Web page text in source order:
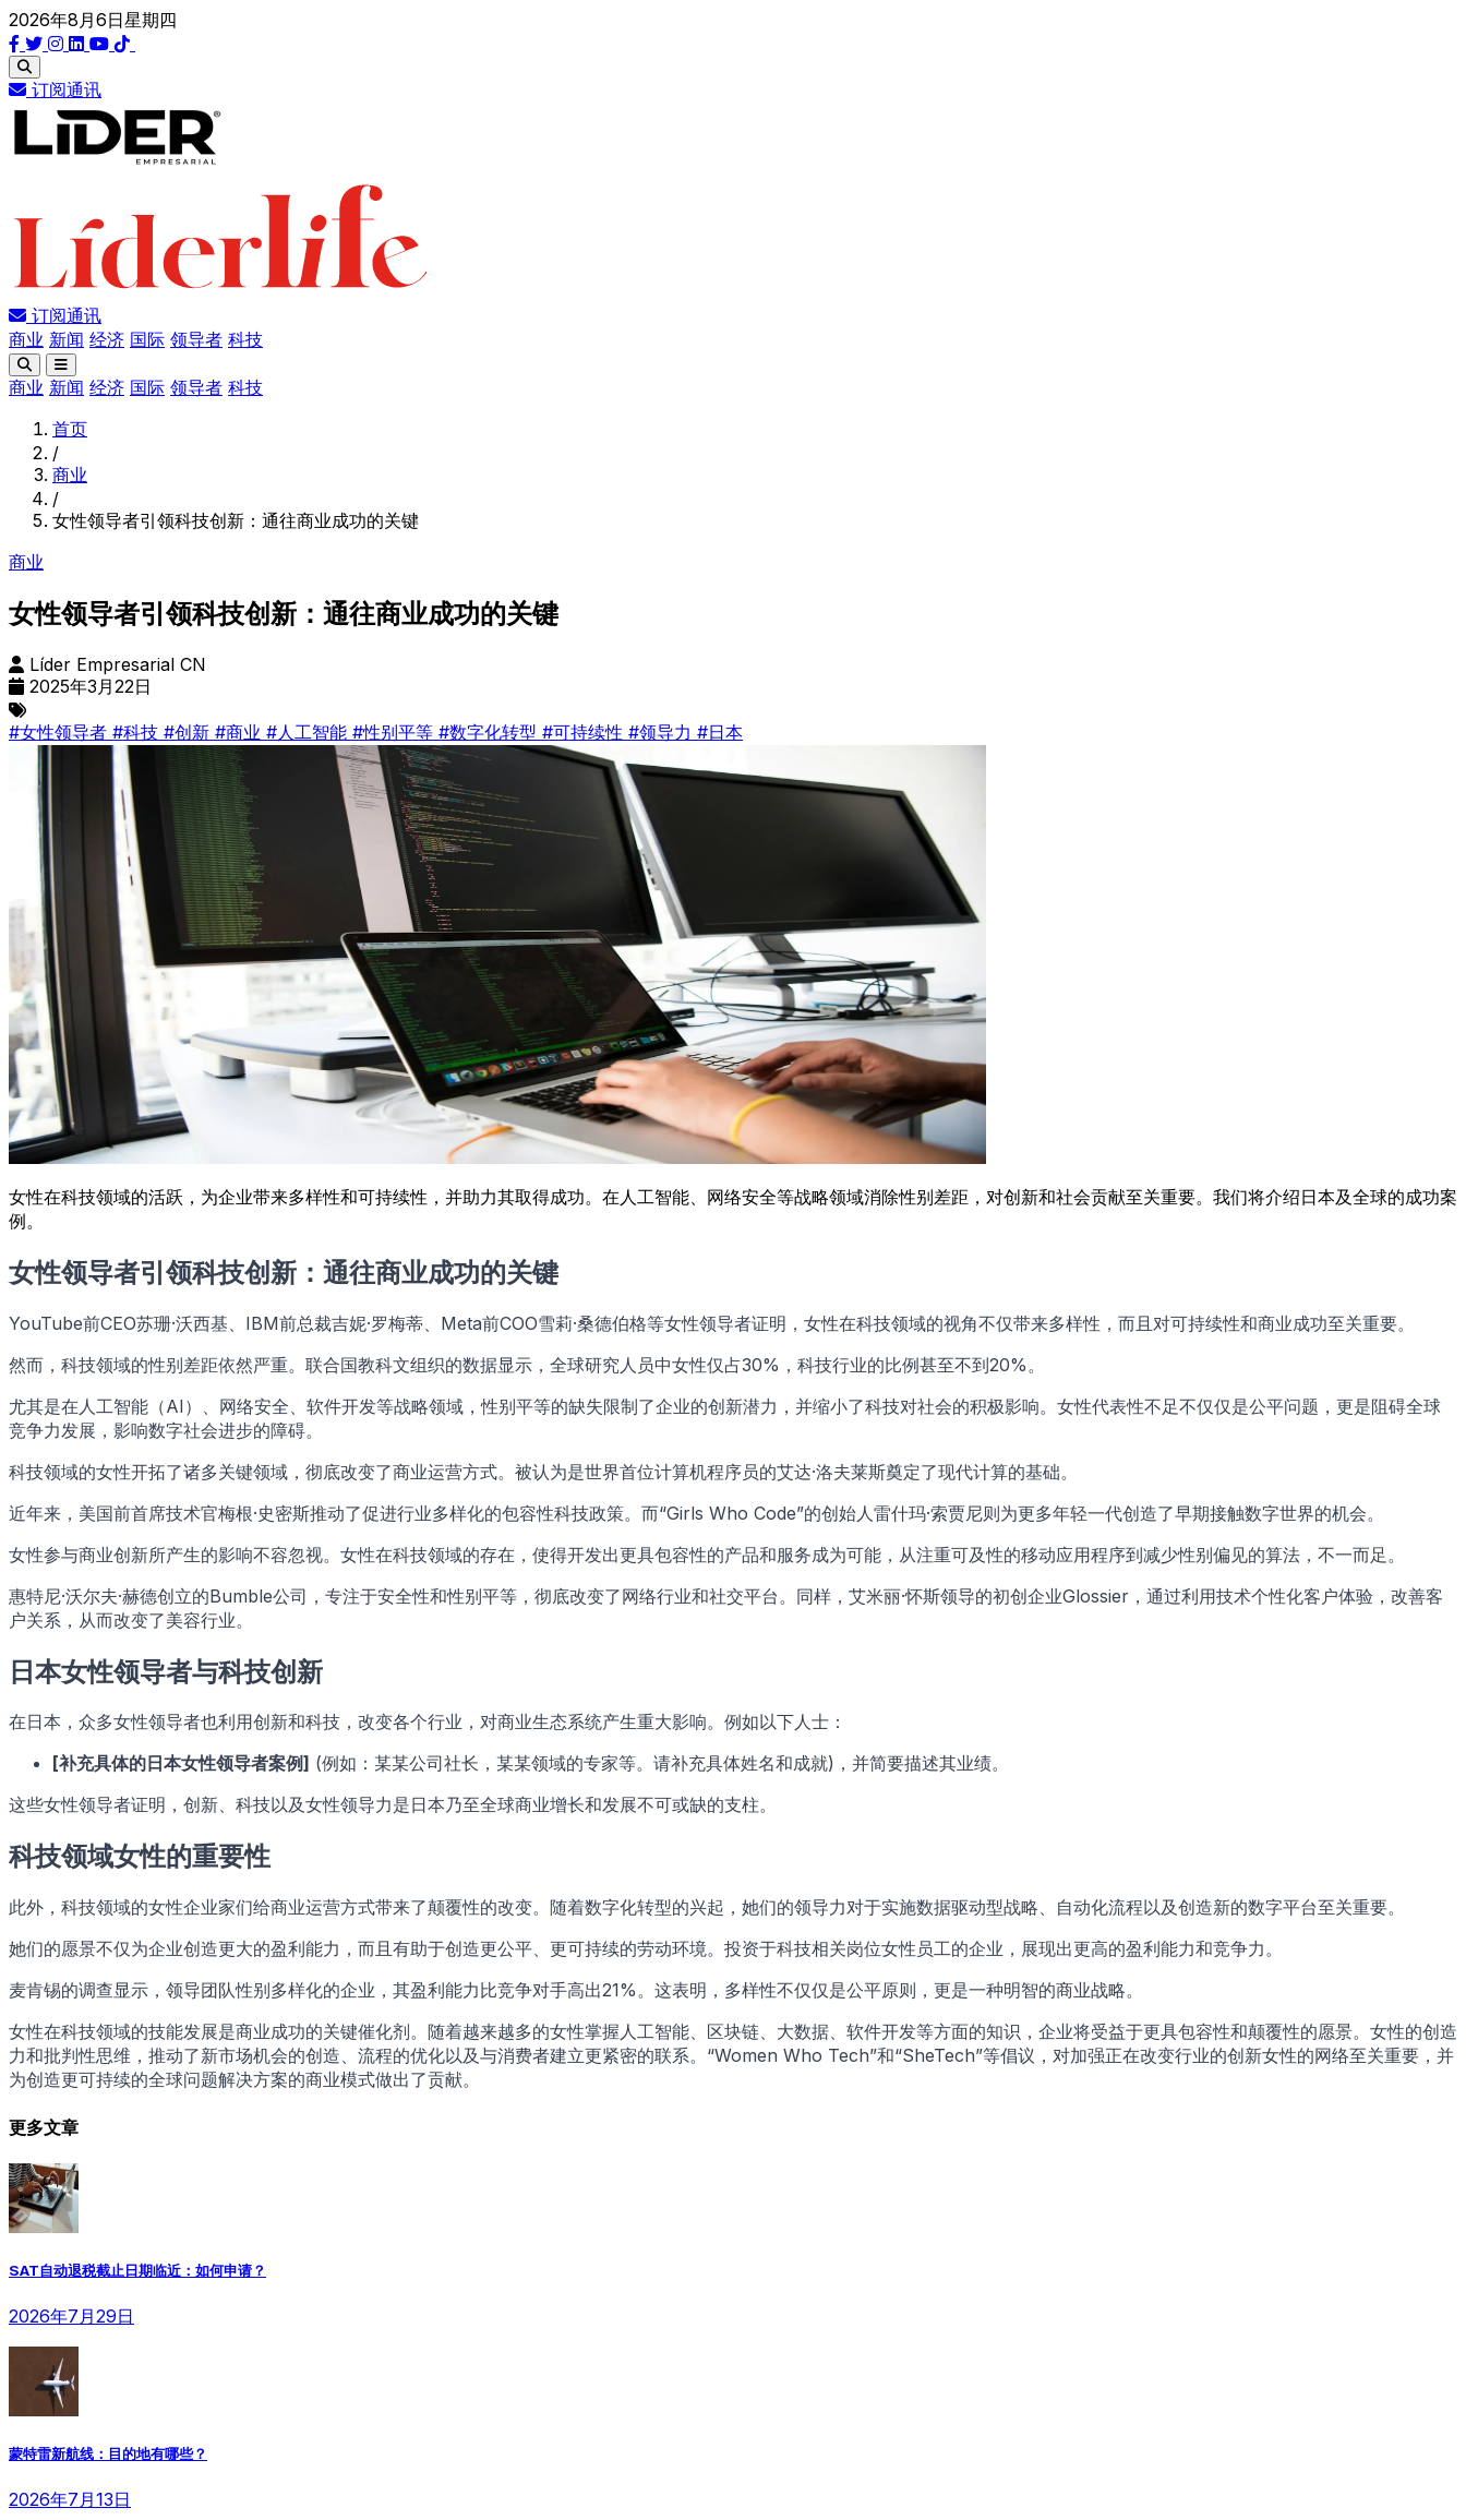
2026年8月6日星期四
订阅通讯
订阅通讯
商业 新闻 经济 国际 领导者 科技
商业 新闻 经济 国际 领导者 科技
首页
/
商业
/
女性领导者引领科技创新：通往商业成功的关键
商业
女性领导者引领科技创新：通往商业成功的关键
Líder Empresarial CN
2025年3月22日
#女性领导者 #科技 #创新 #商业 #人工智能 #性别平等 #数字化转型 #可持续性 #领导力 #日本
女性在科技领域的活跃，为企业带来多样性和可持续性，并助力其取得成功。在人工智能、网络安全等战略领域消除性别差距，对创新和社会贡献至关重要。我们将介绍日本及全球的成功案
例。
女性领导者引领科技创新：通往商业成功的关键
YouTube前CEO苏珊·沃西基、IBM前总裁吉妮·罗梅蒂、Meta前COO雪莉·桑德伯格等女性领导者证明，女性在科技领域的视角不仅带来多样性，而且对可持续性和商业成功至关重要。
然而，科技领域的性别差距依然严重。联合国教科文组织的数据显示，全球研究人员中女性仅占30%，科技行业的比例甚至不到20%。
尤其是在人工智能（AI）、网络安全、软件开发等战略领域，性别平等的缺失限制了企业的创新潜力，并缩小了科技对社会的积极影响。女性代表性不足不仅仅是公平问题，更是阻碍全球
竞争力发展，影响数字社会进步的障碍。
科技领域的女性开拓了诸多关键领域，彻底改变了商业运营方式。被认为是世界首位计算机程序员的艾达·洛夫莱斯奠定了现代计算的基础。
近年来，美国前首席技术官梅根·史密斯推动了促进行业多样化的包容性科技政策。而“Girls Who Code”的创始人雷什玛·索贾尼则为更多年轻一代创造了早期接触数字世界的机会。
女性参与商业创新所产生的影响不容忽视。女性在科技领域的存在，使得开发出更具包容性的产品和服务成为可能，从注重可及性的移动应用程序到减少性别偏见的算法，不一而足。
惠特尼·沃尔夫·赫德创立的Bumble公司，专注于安全性和性别平等，彻底改变了网络行业和社交平台。同样，艾米丽·怀斯领导的初创企业Glossier，通过利用技术个性化客户体验，改善客
户关系，从而改变了美容行业。
日本女性领导者与科技创新
在日本，众多女性领导者也利用创新和科技，改变各个行业，对商业生态系统产生重大影响。例如以下人士：
[补充具体的日本女性领导者案例] (例如：某某公司社长，某某领域的专家等。请补充具体姓名和成就)，并简要描述其业绩。
这些女性领导者证明，创新、科技以及女性领导力是日本乃至全球商业增长和发展不可或缺的支柱。
科技领域女性的重要性
此外，科技领域的女性企业家们给商业运营方式带来了颠覆性的改变。随着数字化转型的兴起，她们的领导力对于实施数据驱动型战略、自动化流程以及创造新的数字平台至关重要。
她们的愿景不仅为企业创造更大的盈利能力，而且有助于创造更公平、更可持续的劳动环境。投资于科技相关岗位女性员工的企业，展现出更高的盈利能力和竞争力。
麦肯锡的调查显示，领导团队性别多样化的企业，其盈利能力比竞争对手高出21%。这表明，多样性不仅仅是公平原则，更是一种明智的商业战略。
女性在科技领域的技能发展是商业成功的关键催化剂。随着越来越多的女性掌握人工智能、区块链、大数据、软件开发等方面的知识，企业将受益于更具包容性和颠覆性的愿景。女性的创造
力和批判性思维，推动了新市场机会的创造、流程的优化以及与消费者建立更紧密的联系。“Women Who Tech”和“SheTech”等倡议，对加强正在改变行业的创新女性的网络至关重要，并
为创造更可持续的全球问题解决方案的商业模式做出了贡献。
更多文章
SAT自动退税截止日期临近：如何申请？
2026年7月29日
蒙特雷新航线：目的地有哪些？
2026年7月13日